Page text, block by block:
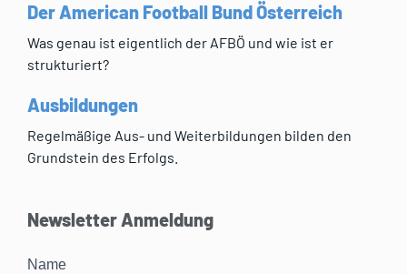
Der American Football Bund Österreich
Was genau ist eigentlich der AFBÖ und wie ist er
strukturiert?
Ausbildungen
Regelmäßige Aus- und Weiterbildungen bilden den
Grundstein des Erfolgs.
Newsletter Anmeldung
Name